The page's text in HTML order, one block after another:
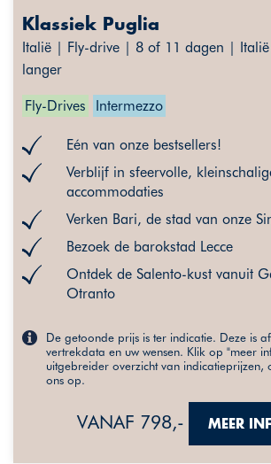
Klassiek Puglia
Italië | Fly-drive | 8 of 11 dagen |
langer
Fly-Drives Intermezzo
Eén van onze bestsellers!
Verblijf in sfeervolle,
accommodaties
Verken Bari, de stad van onze
Bezoek de barokstad Lecce
Ontdek de Salento-kust vanuit
Otranto
De getoonde prijs is ter indicatie. Deze is
vertrekdata en uw wensen. Klik op "meer
uitgebreider overzicht van indicatieprijzen,
ons op.
VANAF 798,- MEER